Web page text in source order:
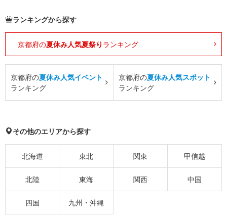
ランキングから探す
京都府の夏休み人気夏祭り ランキング
京都府の夏休み人気イベント
ランキング
京都府の夏休み人気スポット
ランキング
その他のエリアから探す
北海道 東北 関東 甲信越
北陸 東海 関西 中国
四国 九州・沖縄